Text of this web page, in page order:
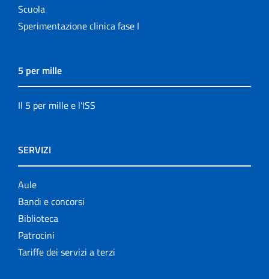
Scuola
Sperimentazione clinica fase I
5 per mille
Il 5 per mille e l'ISS
SERVIZI
Aule
Bandi e concorsi
Biblioteca
Patrocini
Tariffe dei servizi a terzi